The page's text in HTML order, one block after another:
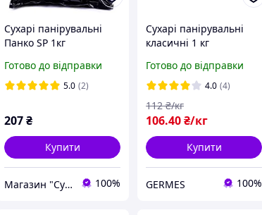
Сухарі панірувальні
Панко SP 1кг
Готово до відправки
5.0 (2)
207₴
Купити
Магазин "Суші Повар" 100%
Сухарі панірувальні
класичні 1 кг
Готово до відправки
4.0 (4)
106.40₴/кг
112 ₴/кг
Купити
GERMES 100%